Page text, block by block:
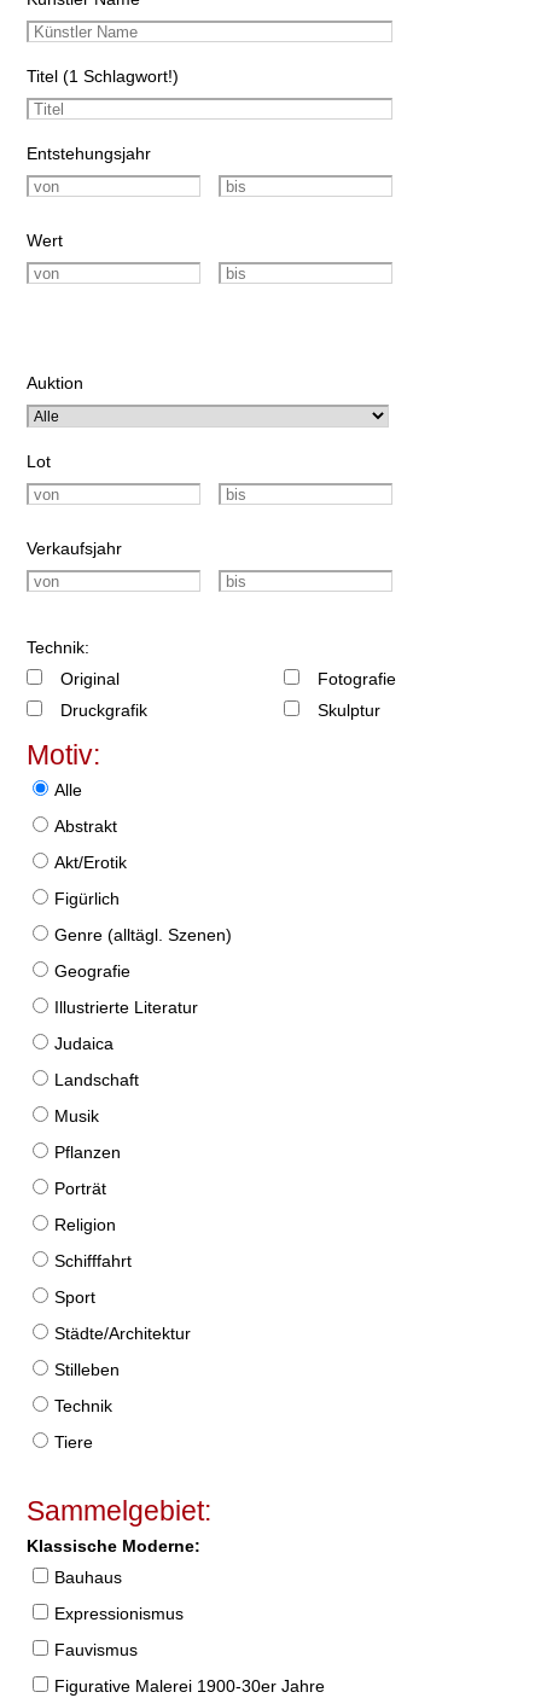
Titel (1 Schlagwort!)
Entstehungsjahr
Wert
Auktion
Lot
Verkaufsjahr
Technik:
Original
Druckgrafik
Fotografie
Skulptur
Motiv:
Alle
Abstrakt
Akt/Erotik
Figürlich
Genre (alltägl. Szenen)
Geografie
Illustrierte Literatur
Judaica
Landschaft
Musik
Pflanzen
Porträt
Religion
Schifffahrt
Sport
Städte/Architektur
Stilleben
Technik
Tiere
Sammelgebiet:
Klassische Moderne:
Bauhaus
Expressionismus
Fauvismus
Figurative Malerei 1900-30er Jahre